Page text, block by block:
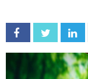
Facebook Twitter